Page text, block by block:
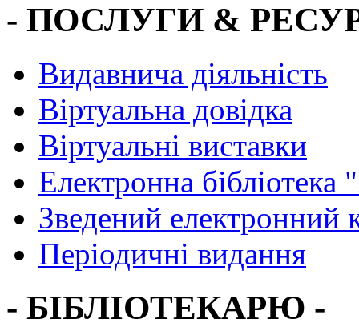
- ПОСЛУГИ &
Видавнича діяльність
Віртуальна довідка
Віртуальні виставки
Електронна
Зведений електронний
Періодичні видання
- БІБЛІОТЕКАРЮ -